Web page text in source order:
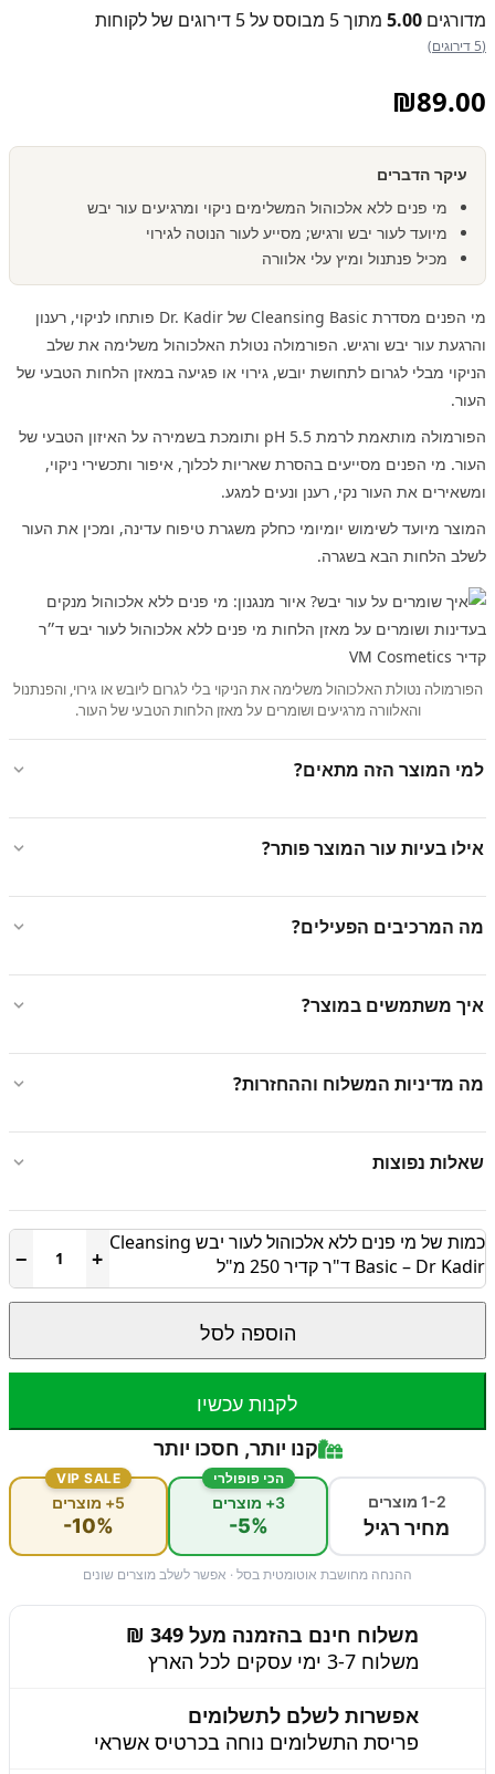
מדורגים 5.00 מתוך 5 מבוסס על 5 דירוגים של לקוחות
(5 דירוגים)
₪89.00
עיקר הדברים
מי פנים ללא אלכוהול המשלימים ניקוי ומרגיעים עור יבש
מיועד לעור יבש ורגיש; מסייע לעור הנוטה לגירוי
מכיל פנתנול ומיץ עלי אלוורה
מי הפנים מסדרת Cleansing Basic של Dr. Kadir פותחו לניקוי, רענון
והרגעת עור יבש ורגיש. הפורמולה נטולת האלכוהול משלימה את שלב
הניקוי מבלי לגרום לתחושת יובש, גירוי או פגיעה במאזן הלחות הטבעי של
העור.
הפורמולה מותאמת לרמת pH 5.5 ותומכת בשמירה על האיזון הטבעי של
העור. מי הפנים מסייעים בהסרת שאריות לכלוך, איפור ותכשירי ניקוי,
ומשאירים את העור נקי, רענן ונעים למגע.
המוצר מיועד לשימוש יומיומי כחלק משגרת טיפוח עדינה, ומכין את העור
לשלב הלחות הבא בשגרה.
הפורמולה נטולת האלכוהול משלימה את הניקוי בלי לגרום ליובש או גירוי, והפנתנול
והאלוורה מרגיעים ושומרים על מאזן הלחות הטבעי של העור.
למי המוצר הזה מתאים?
אילו בעיות עור המוצר פותר?
מה המרכיבים הפעילים?
איך משתמשים במוצר?
מה מדיניות המשלוח וההחזרות?
שאלות נפוצות
כמות של מי פנים ללא אלכוהול לעור יבש Cleansing
Basic – Dr Kadir ד"ר קדיר 250 מ"ל
+
−
הוספה לסל
לקנות עכשיו
קנו יותר, חסכו יותר
1-2 מוצרים
מחיר רגיל
הכי פופולרי
3+ מוצרים
-5%
VIP SALE
5+ מוצרים
-10%
ההנחה מחושבת אוטומטית בסל · אפשר לשלב מוצרים שונים
משלוח חינם בהזמנה מעל 349 ₪
משלוח 3-7 ימי עסקים לכל הארץ
אפשרות לשלם לתשלומים
פריסת התשלומים נוחה בכרטיס אשראי